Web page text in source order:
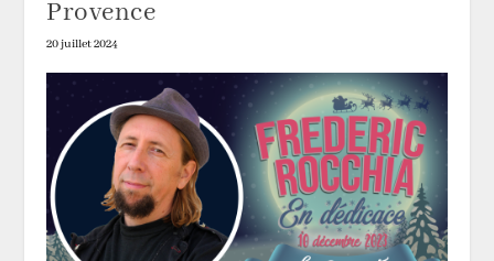
Provence
20 juillet 2024